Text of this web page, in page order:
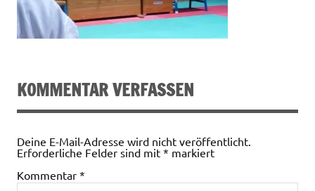
KOMMENTAR VERFASSEN
Deine E-Mail-Adresse wird nicht veröffentlicht.
Erforderliche Felder sind mit * markiert
Kommentar *